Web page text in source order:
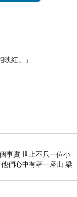
準備很不好意思
紅。」
事實 世上不只一位小
們心中有著一座山 梁